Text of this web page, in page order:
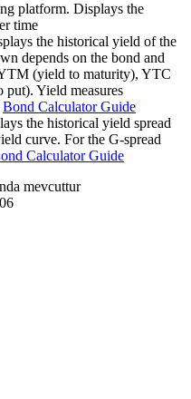
platform. Displays the
time
the historical yield of the
depends on the bond and
(yield to maturity), YTC
Yield measures
Bond Calculator Guide
the historical yield spread
curve. For the G-spread
Calculator Guide
mevcuttur